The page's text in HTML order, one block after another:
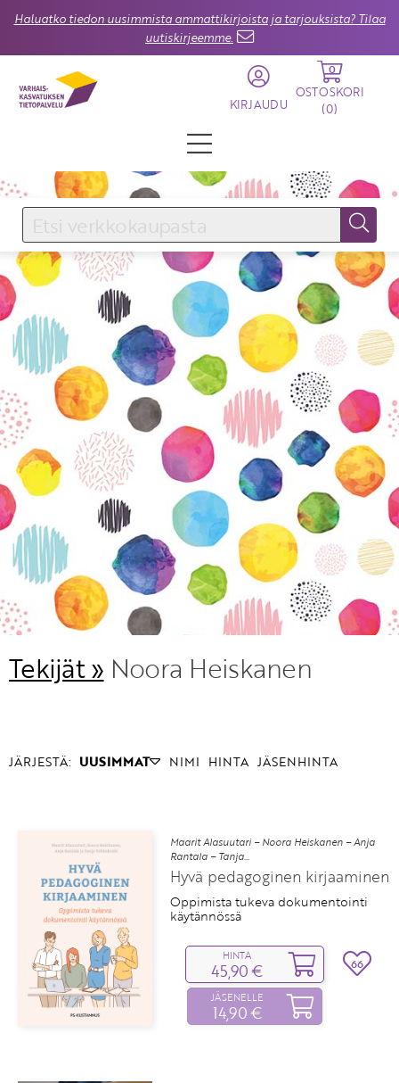
Haluatko tiedon uusimmista ammattikirjoista ja tarjouksista? Tilaa
uutiskirjeemme.
KIRJAUDU
0
OSTOSKORI
(0)
KIRJAUDU SISÄÄN
Käyttäjätunnus
Salasana
Unohtuiko salasana?
KIRJAUDU SISÄÄN
Etkö ole vielä Varhaiskasvatuksen Tietopalvelun
jäsen?
Liity tästä!
Tekijät » Noora Heiskanen
JÄRJESTÄ: UUSIMMAT NIMI HINTA JÄSENHINTA
Maarit Alasuutari – Noora Heiskanen – Anja
Rantala – Tanja...
Hyvä pedagoginen kirjaaminen
Oppimista tukeva dokumentointi
käytännössä
HINTA
45,90 €
JÄSENELLE
14,90 €
66